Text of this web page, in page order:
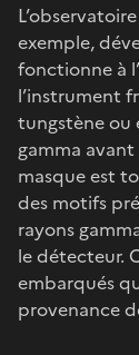
exemple,
fonctionne à
l’instrument
tungstène ou
gamma avant
masque est
des motifs
rayons
le détecteur.
embarqués
provenance